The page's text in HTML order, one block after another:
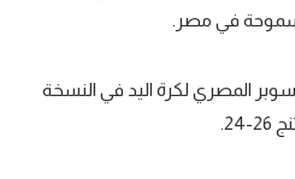
سموحة في مصر.
المصري لكرة اليد في النسخة